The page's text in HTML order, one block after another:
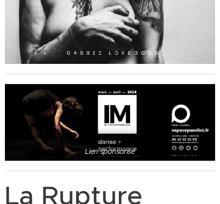
Lien sponsorisé
La Rupture